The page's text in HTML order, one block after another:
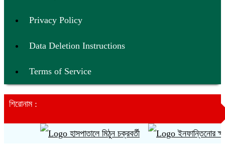
Privacy Policy
Data Deletion Instructions
Terms of Service
শিরোনাম :
হাসপাতালে মিঠুন চক্রবর্তী ইনফান্তিনোর